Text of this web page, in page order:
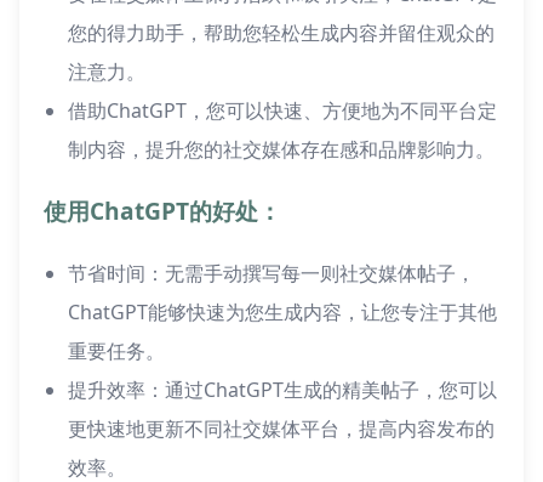
您的得力助手，帮助您轻松生成内容并留住观众的
注意力。
借助ChatGPT，您可以快速、方便地为不同平台定
制内容，提升您的社交媒体存在感和品牌影响力。
使用ChatGPT的好处：
节省时间：无需手动撰写每一则社交媒体帖子，
ChatGPT能够快速为您生成内容，让您专注于其他
重要任务。
提升效率：通过ChatGPT生成的精美帖子，您可以
更快速地更新不同社交媒体平台，提高内容发布的
效率。